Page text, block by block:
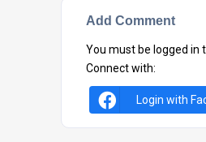
Add Comment
You must be logged in
Connect with:
Login with